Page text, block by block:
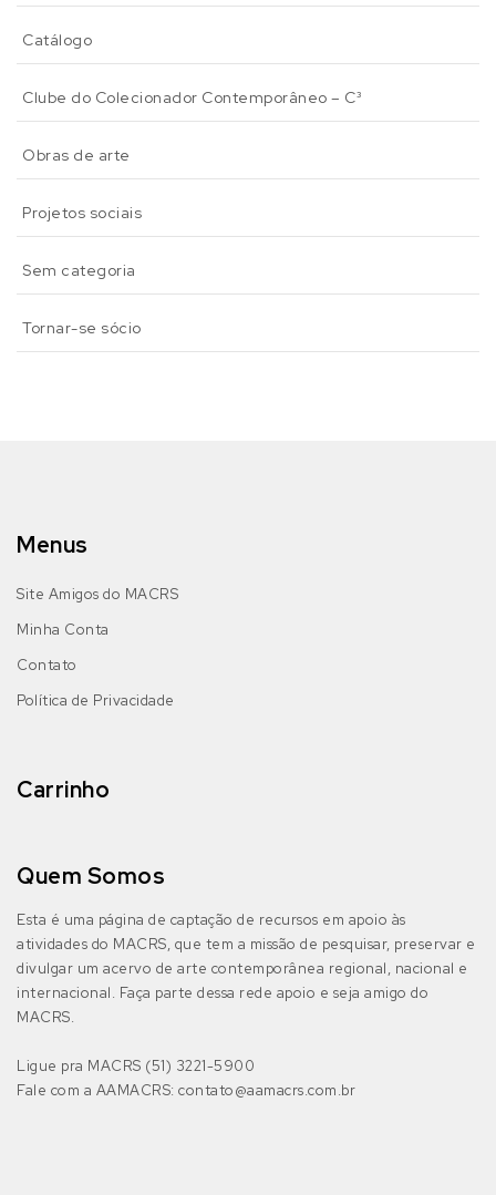
Catálogo
Clube do Colecionador Contemporâneo – C³
Obras de arte
Projetos sociais
Sem categoria
Tornar-se sócio
Menus
Site Amigos do MACRS
Minha Conta
Contato
Política de Privacidade
Carrinho
Quem Somos
Esta é uma página de captação de recursos em apoio às
atividades do MACRS, que tem a missão de pesquisar, preservar e
divulgar um acervo de arte contemporânea regional, nacional e
internacional. Faça parte dessa rede apoio e seja amigo do
MACRS.
Ligue pra MACRS (51) 3221-5900​
Fale com a AAMACRS: contato@aamacrs.com.br​